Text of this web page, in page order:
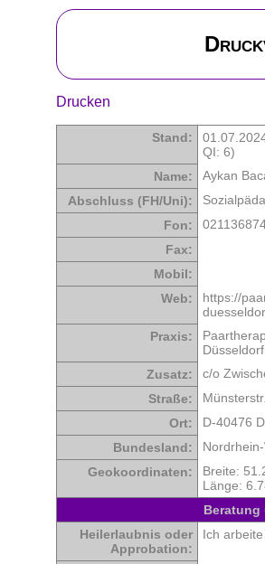
Drucken
Stand:
QI: 6)
Name:
Aykan
Abschluss (FH/Uni):
Fon:
Fax:
Mobil:
Web:
https://
Praxis:
Düsseldorf
Zusatz:
c/o
Straße:
Ort:
D-40476
Bundesland:
Geokoordinaten:
Breite:
Länge:
Beratung
Heilerlaubnis oder
Approbation:
Ich